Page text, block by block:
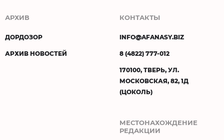
АРХИВ
ДОРДОЗОР
АРХИВ НОВОСТЕЙ
КОНТАКТЫ
INFO@AFANASY.BIZ
8 (4822) 777-012
170100, ТВЕРЬ, УЛ.
МОСКОВСКАЯ, 82, 1Д
(ЦОКОЛЬ)
МЕСТОНАХОЖДЕНИЕ
РЕДАКЦИИ